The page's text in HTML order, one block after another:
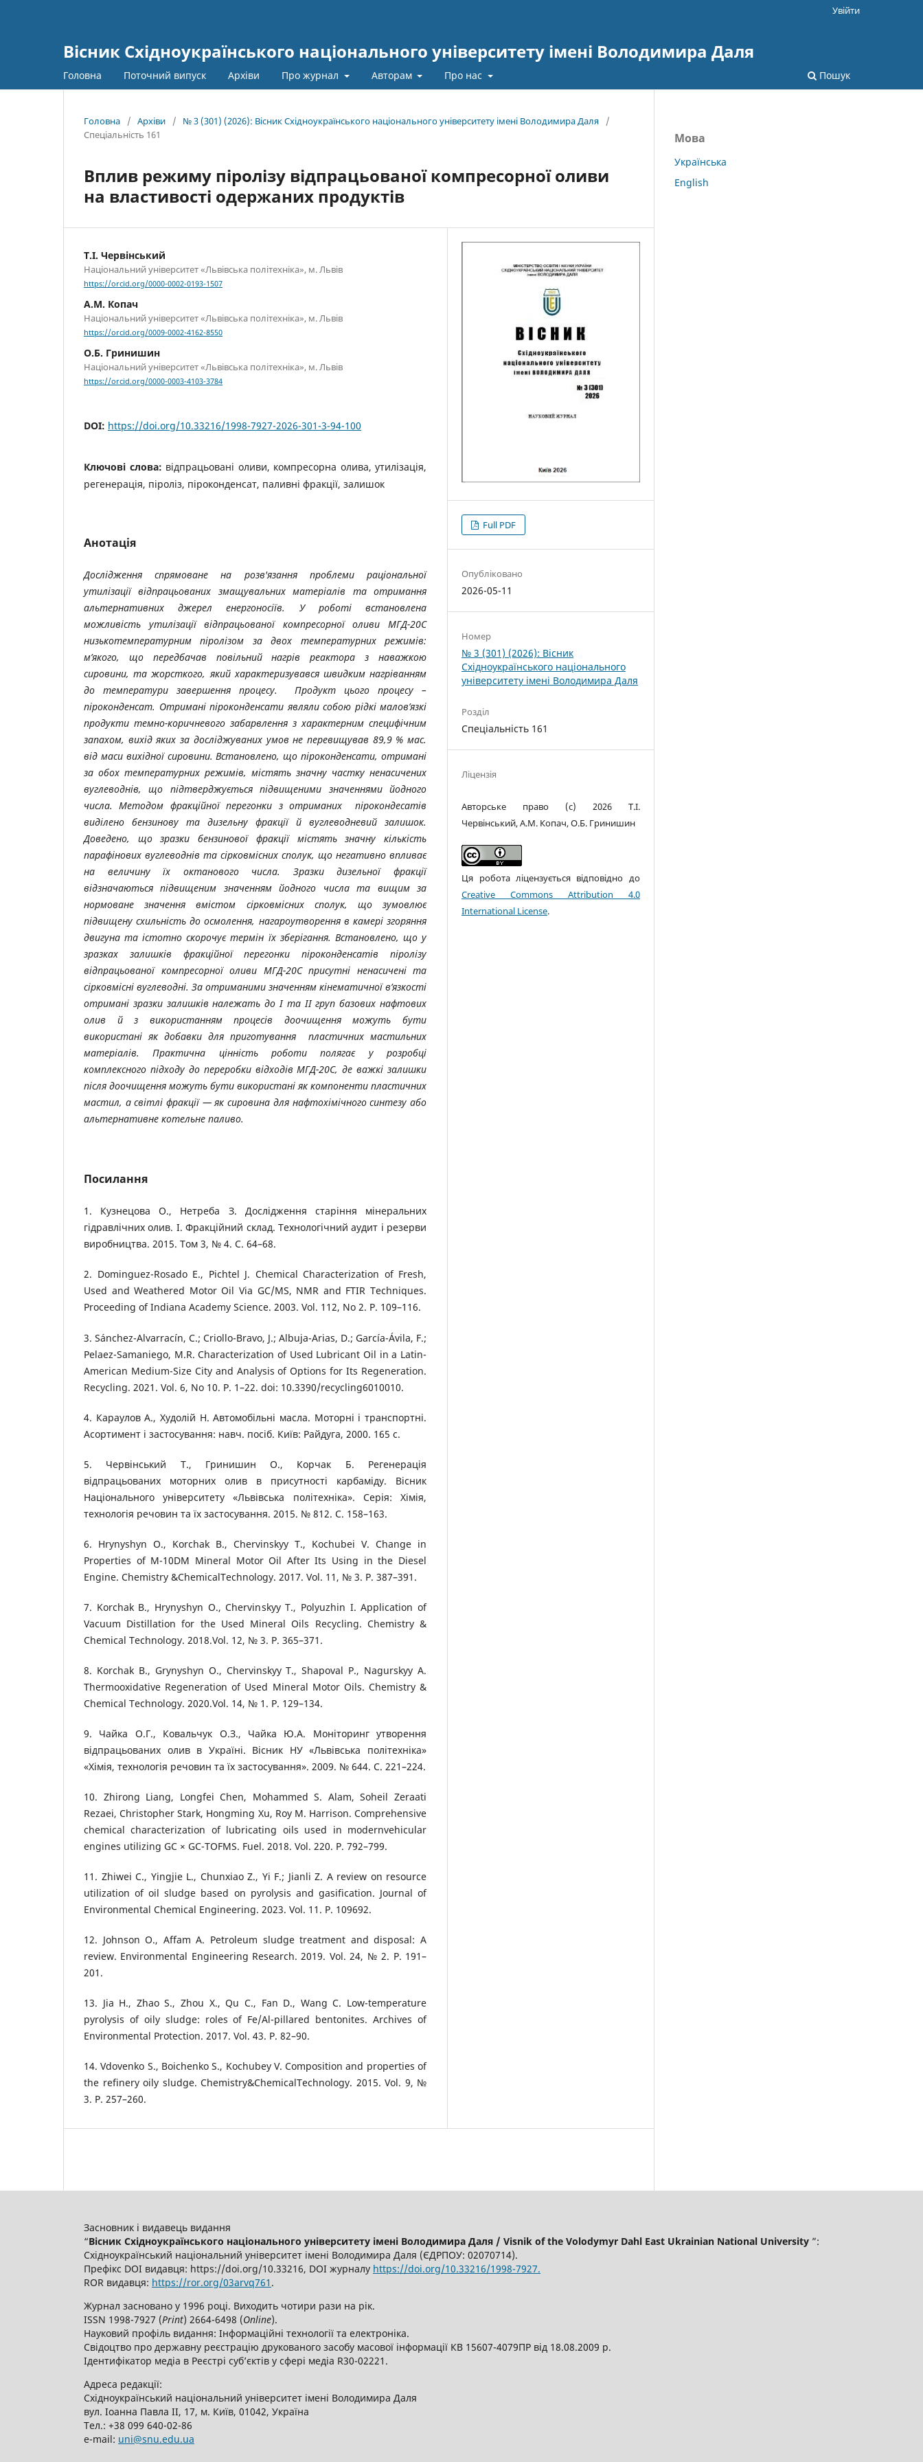
Вісник Східноукраїнського національного університету імені Володимира Даля
Головна Поточний випуск Архіви Про журнал Авторам Про нас Пошук
Увійти
Головна / Архіви / № 3 (301) (2026): Вісник Східноукраїнського національного університету імені Володимира Даля
/
Спеціальність 161
Вплив режиму піролізу відпрацьованої компресорної оливи
на властивості одержаних продуктів
Т.І. Червінський
Національний університет «Львівська політехніка», м. Львів
https://orcid.org/0000-0002-0193-1507
А.М. Копач
Національний університет «Львівська політехніка», м. Львів
https://orcid.org/0009-0002-4162-8550
О.Б. Гринишин
Національний університет «Львівська політехніка», м. Львів
https://orcid.org/0000-0003-4103-3784
DOI: https://doi.org/10.33216/1998-7927-2026-301-3-94-100
Ключові слова: відпрацьовані оливи, компресорна олива, утилізація,
регенерація, піроліз, піроконденсат, паливні фракції, залишок
Анотація
Дослідження спрямоване на розв'язання проблеми раціональної
утилізації відпрацьованих змащувальних матеріалів та отримання
альтернативних джерел енергоносіїв. У роботі встановлена
можливість утилізації відпрацьованої компресорної оливи МГД-20С
низькотемпературним піролізом за двох температурних режимів:
м’якого, що передбачав повільний нагрів реактора з наважкою
сировини, та жорсткого, який характеризувався швидким нагріванням
до температури завершення процесу. Продукт цього процесу –
піроконденсат. Отримані піроконденсати являли собою рідкі малов’язкі
продукти темно-коричневого забарвлення з характерним специфічним
запахом, вихід яких за досліджуваних умов не перевищував 89,9 % мас.
від маси вихідної сировини. Встановлено, що піроконденсати, отримані
за обох температурних режимів, містять значну частку ненасичених
вуглеводнів, що підтверджується підвищеними значеннями йодного
числа. Методом фракційної перегонки з отриманих пірокондесатів
виділено бензинову та дизельну фракції й вуглеводневий залишок.
Доведено, що зразки бензинової фракції містять значну кількість
парафінових вуглеводнів та сірковмісних сполук, що негативно впливає
на величину їх октанового числа. Зразки дизельної фракції
відзначаються підвищеним значенням йодного числа та вищим за
нормоване значення вмістом сірковмісних сполук, що зумовлює
підвищену схильність до осмолення, нагароутворення в камері згоряння
двигуна та істотно скорочує термін їх зберігання. Встановлено, що у
зразках залишків фракційної перегонки піроконденсатів піролізу
відпрацьованої компресорної оливи МГД-20С присутні ненасичені та
сірковмісні вуглеводні. За отриманими значенням кінематичної в’язкості
отримані зразки залишків належать до І та ІІ груп базових нафтових
олив й з використанням процесів доочищення можуть бути
використані як добавки для приготування пластичних мастильних
матеріалів. Практична цінність роботи полягає у розробці
комплексного підходу до переробки відходів МГД-20С, де важкі залишки
після доочищення можуть бути використані як компоненти пластичних
мастил, а світлі фракції — як сировина для нафтохімічного синтезу або
альтернативне котельне паливо.
Посилання
1. Кузнецова O., Нетреба З. Дослідження старіння мінеральних
гідравлічних олив. I. Фракційний склад. Технологічний аудит і резерви
виробництва. 2015. Том 3, № 4. С. 64–68.
2. Dominguez-Rosado E., Pichtel J. Chemical Characterization of Fresh,
Used and Weathered Motor Oil Via GC/MS, NMR and FTIR Techniques.
Proceeding of Indiana Academy Science. 2003. Vol. 112, No 2. P. 109–116.
3. Sánchez-Alvarracín, C.; Criollo-Bravo, J.; Albuja-Arias, D.; García-Ávila, F.;
Pelaez-Samaniego, M.R. Characterization of Used Lubricant Oil in a Latin-
American Medium-Size City and Analysis of Options for Its Regeneration.
Recycling. 2021. Vol. 6, No 10. P. 1–22. doi: 10.3390/recycling6010010.
4. Караулов A., Худолій Н. Автомобільні масла. Моторні і транспортні.
Асортимент і застосування: навч. посіб. Київ: Райдуга, 2000. 165 с.
5. Червінський T., Гринишин O., Корчак Б. Регенерація
відпрацьованих моторних олив в присутності карбаміду. Вісник
Національного університету «Львівська політехніка». Серія: Хімія,
технологія речовин та їх застосування. 2015. № 812. С. 158–163.
6. Hrynyshyn O., Korchak B., Chervinskyy T., Kochubei V. Change in
Properties of M-10DM Mineral Motor Oil After Its Using in the Diesel
Engine. Chemistry &ChemicalTechnology. 2017. Vol. 11, № 3. P. 387–391.
7. Korchak B., Hrynyshyn O., Chervinskyy T., Polyuzhin I. Application of
Vacuum Distillation for the Used Mineral Oils Recycling. Chemistry &
Chemical Technology. 2018.Vol. 12, № 3. Р. 365–371.
8. Korchak B., Grynyshyn O., Chervinskyy T., Shapoval P., Nagurskyy A.
Thermooxidative Regeneration of Used Mineral Motor Oils. Chemistry &
Chemical Technology. 2020.Vol. 14, № 1. P. 129–134.
9. Чайка О.Г., Ковальчук О.З., Чайка Ю.А. Моніторинг утворення
відпрацьованих олив в Україні. Вісник НУ «Львівська політехніка»
«Хімія, технологія речовин та їх застосування». 2009. № 644. С. 221–224.
10. Zhirong Liang, Longfei Chen, Mohammed S. Alam, Soheil Zeraati
Rezaei, Christopher Stark, Hongming Xu, Roy M. Harrison. Comprehensive
chemical characterization of lubricating oils used in modernvehicular
engines utilizing GC × GC-TOFMS. Fuel. 2018. Vol. 220. P. 792–799.
11. Zhiwei C., Yingjie L., Chunxiao Z., Yi F.; Jianli Z. A review on resource
utilization of oil sludge based on pyrolysis and gasification. Journal of
Environmental Chemical Engineering. 2023. Vol. 11. P. 109692.
12. Johnson O., Affam A. Petroleum sludge treatment and disposal: A
review. Environmental Engineering Research. 2019. Vol. 24, № 2. P. 191–
201.
13. Jia H., Zhao S., Zhou X., Qu C., Fan D., Wang C. Low-temperature
pyrolysis of oily sludge: roles of Fe/Al-pillared bentonites. Archives of
Environmental Protection. 2017. Vol. 43. P. 82–90.
14. Vdovenko S., Boichenko S., Kochubey V. Composition and properties of
the refinery oily sludge. Chemistry&ChemicalTechnology. 2015. Vol. 9, №
3. P. 257–260.
Full PDF
Опубліковано
2026-05-11
Номер
№ 3 (301) (2026): Вісник
Східноукраїнського національного
університету імені Володимира Даля
Розділ
Спеціальність 161
Ліцензія
Авторське право (c) 2026 Т.І.
Червінський, А.М. Копач, О.Б. Гринишин
Ця робота ліцензується відповідно до
Creative Commons Attribution 4.0
International License.
Мова
Українська
English
Засновник і видавець видання
“Вісник Східноукраїнського національного університету імені Володимира Даля / Visnik of the Volodymyr Dahl East Ukrainian National University ”:
Східноукраїнський національний університет імені Володимира Даля (ЄДРПОУ: 02070714).
Префікс DOI видавця: https://doi.org/10.33216, DOI журналу https://doi.org/10.33216/1998-7927.
ROR видавця: https://ror.org/03arvq761 .
Журнал засновано у 1996 році. Виходить чотири рази на рік.
ISSN 1998-7927 (Print) 2664-6498 (Online).
Науковий профіль видання: Інформаційні технології та електроніка.
Свідоцтво про державну реєстрацію друкованого засобу масової інформації КВ 15607-4079ПР від 18.08.2009 р.
Ідентифікатор медіа в Реєстрі суб’єктів у сфері медіа R30-02221.
Адреса редакції:
Східноукраїнський національний університет імені Володимира Даля
вул. Іоанна Павла ІІ, 17, м. Київ, 01042, Україна
Тел.: +38 099 640-02-86
е-mail: uni@snu.edu.ua